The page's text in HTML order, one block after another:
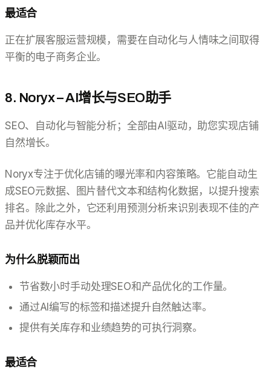
最适合
正在扩展客服运营规模，需要在自动化与人情味之间取得
平衡的电子商务企业。
8. Noryx – AI增长与SEO助手
SEO、自动化与智能分析；全部由AI驱动，助您实现店铺
自然增长。
Noryx专注于优化店铺的曝光率和内容策略。它能自动生
成SEO元数据、图片替代文本和结构化数据，以提升搜索
排名。除此之外，它还利用预测分析来识别表现不佳的产
品并优化库存水平。
为什么脱颖而出
节省数小时手动处理SEO和产品优化的工作量。
通过AI编写的标签和描述提升自然触达率。
提供有关库存和业绩趋势的可执行洞察。
最适合